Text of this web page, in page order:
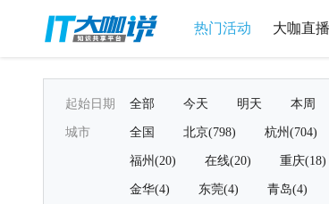
热门活动 大咖直播
起始日期 全部 今天 明天 本周
城市 全国 北京(798) 杭州(704)
福州(20) 在线(20) 重庆(18)
金华(4) 东莞(4) 青岛(4)